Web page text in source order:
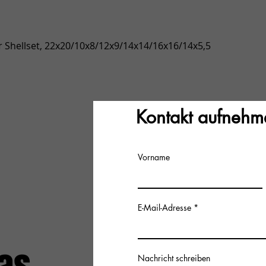
Vista rápida
Shellset, 22x20/10x8/12x9/14x14/16x16/14x5,5
Kontakt
Vorname
E-Mail-Adresse
Nachricht schreiben